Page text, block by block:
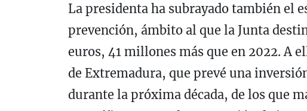
La presidenta ha subrayado también el
prevención, ámbito al que la Junta
euros, 41 millones más que en 2022. A
de Extremadura, que prevé una
durante la próxima década, de los que